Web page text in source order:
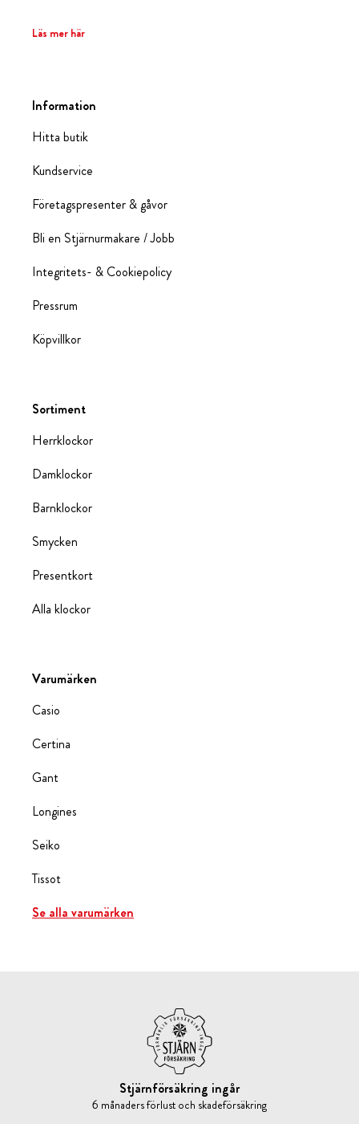
Läs mer här
Information
Hitta butik
Kundservice
Företagspresenter & gåvor
Bli en Stjärnurmakare / Jobb
Integritets- & Cookiepolicy
Pressrum
Köpvillkor
Sortiment
Herrklockor
Damklockor
Barnklockor
Smycken
Presentkort
Alla klockor
Varumärken
Casio
Certina
Gant
Longines
Seiko
Tissot
Se alla varumärken
Stjärnförsäkring ingår
6 månaders förlust och skadeförsäkring